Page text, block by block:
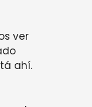
ver
ahí.